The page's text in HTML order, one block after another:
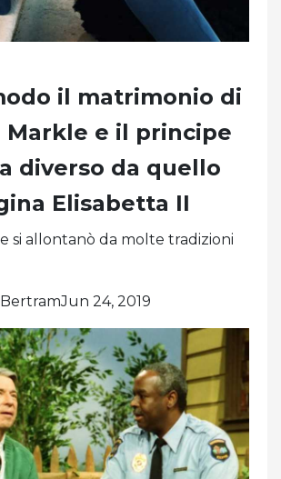
il matrimonio di
Markle e il principe
diverso da quello
Elisabetta II
si allontanò da molte tradizioni
24, 2019